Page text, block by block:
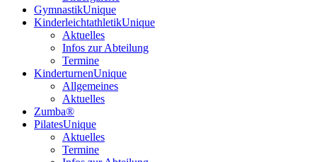
GymnastikUnique
KinderleichtathletikUnique
Aktuelles
Infos zur Abteilung
Termine
KinderturnenUnique
Allgemeines
Aktuelles
Zumba®
PilatesUnique
Aktuelles
Termine